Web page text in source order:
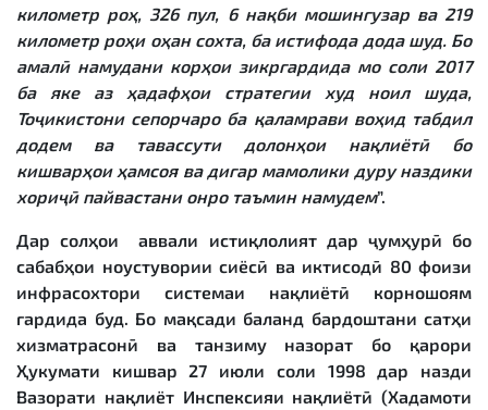
километр роҳ, 326 пул, 6 нақби мошингузар ва 219
километр роҳи оҳан сохта, ба истифода дода шуд. Бо
амалӣ намудани корҳои зикргардида мо соли 2017
ба яке аз ҳадафҳои стратегии худ ноил шуда,
Тоҷикистони сепорчаро ба қаламрави воҳид табдил
додем ва тавассути долонҳои нақлиётӣ бо
кишварҳои ҳамсоя ва дигар мамолики дуру наздики
хориҷӣ пайвастани онро таъмин намудем”.
Дар солҳои аввали истиқлолият дар ҷумҳурӣ бо
сабабҳои ноустувории сиёсӣ ва иктисодӣ 80 фоизи
инфрасохтори системаи нақлиётӣ корношоям
гардида буд. Бо мақсади баланд бардоштани сатҳи
хизматрасонӣ ва танзиму назорат бо қарори
Ҳукумати кишвар 27 июли соли 1998 дар назди
Вазорати нақлиёт Инспексияи нақлиётӣ (Хадамоти